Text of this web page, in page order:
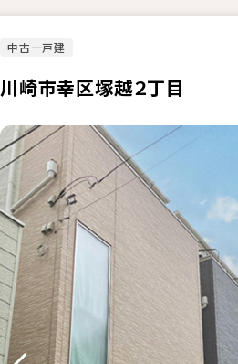
中古一戸建
川崎市幸区塚越２丁目